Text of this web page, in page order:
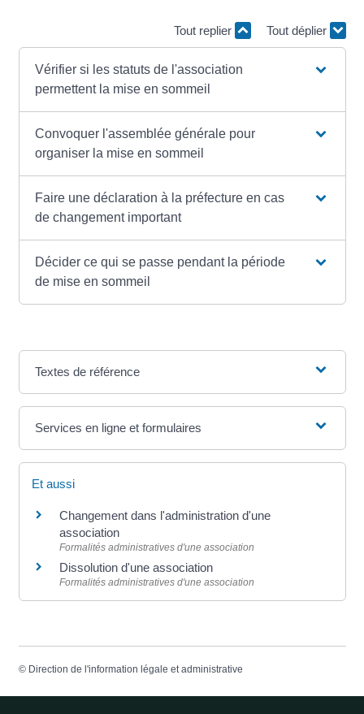
Tout replier Tout déplier
Vérifier si les statuts de l'association
permettent la mise en sommeil
Convoquer l'assemblée générale pour
organiser la mise en sommeil
Faire une déclaration à la préfecture en cas
de changement important
Décider ce qui se passe pendant la période
de mise en sommeil
Textes de référence
Services en ligne et formulaires
Et aussi
Changement dans l'administration d'une
association
Formalités administratives d'une association
Dissolution d'une association
Formalités administratives d'une association
© Direction de l'information légale et administrative